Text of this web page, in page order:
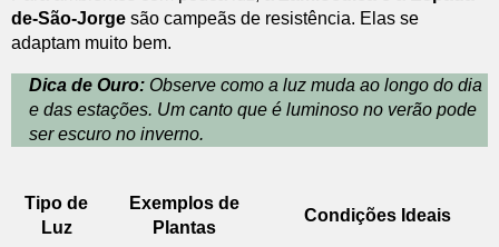
de-São-Jorge são campeãs de resistência. Elas se
adaptam muito bem.
Dica de Ouro: Observe como a luz muda ao longo do dia
e das estações. Um canto que é luminoso no verão pode
ser escuro no inverno.
Tipo de
Luz
Exemplos de
Plantas
Condições Ideais